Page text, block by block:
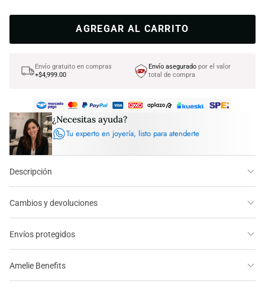
AGREGAR AL CARRITO
Envío gratuito en compras
+$4,999.00
Envío aseguradopor el valor
total de compra
¿Necesitas ayuda?
Tu experto en joyería, listo para atenderte
Descripción
Cambios y devoluciones
Envíos protegidos
Amelie Benefits